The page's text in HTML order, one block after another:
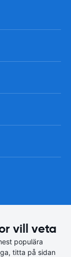
vill veta
populära
titta på sidan